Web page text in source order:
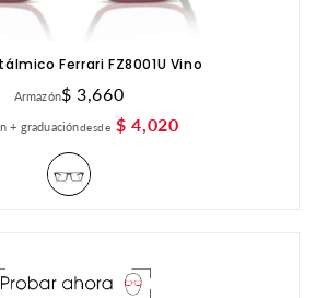
Ferrari FZ8001U Vino
ArmazónPrecio
habitual
$ 3,660
+ graduacióndesde $ 4,020